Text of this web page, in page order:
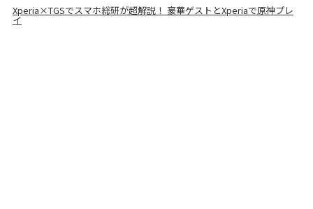
Xperia×TGSでスマホ総研が超解説！ 豪華ゲストとXperiaで原神プレ
イ